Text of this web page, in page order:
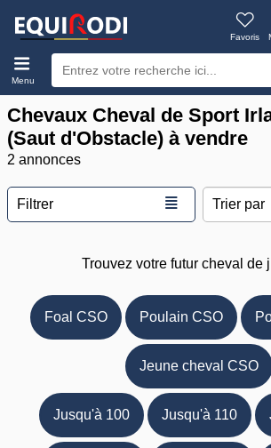
Favoris
Menu
Chevaux Cheval de Sport
(Saut d'Obstacle) à vendre
2 annonces
Filtrer ≣
Trouvez votre futur cheval de
Foal CSO Poulain CSO
Jeune cheval CSO
Jusqu'à 100 Jusqu'à 110